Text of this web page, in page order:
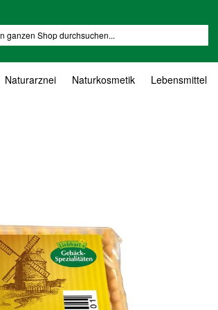
Naturarznei Naturkosmetik Lebensmittel